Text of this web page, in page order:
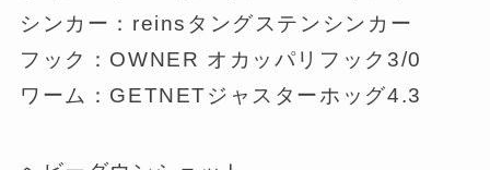
シンカー：reinsタングステンシンカー
フック：OWNER オカッパリフック3/0
ワーム：GETNETジャスターホッグ4.3